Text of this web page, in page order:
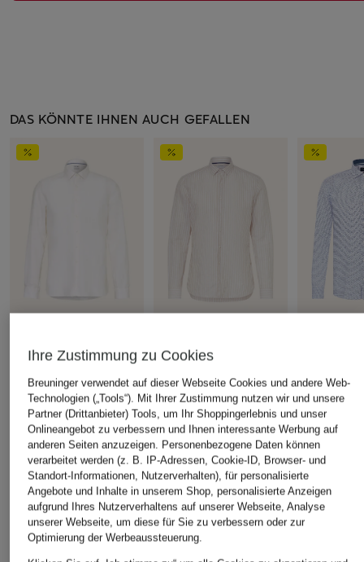
DAS KÖNNTE IHNEN AUCH GEFALLEN
Hemd Level Five body
fit mit Leinen
CHF 70
Ursprünglich:CHF 119
Hemd Level Five body
fit mit Leinen
CHF 95
Ursprünglich:CHF 119
aus Leinen
CHF 90
Ursprünglich:
ÄHNLICHE ARTIKEL ENTDECKEN
Ihre Zustimmung zu Cookies
Breuninger verwendet auf dieser Webseite Cookies und andere Web-
Technologien („Tools“). Mit Ihrer Zustimmung nutzen wir und unsere
Partner (Drittanbieter) Tools, um Ihr Shoppingerlebnis und unser
Onlineangebot zu verbessern und Ihnen interessante Werbung auf
anderen Seiten anzuzeigen. Personenbezogene Daten können
verarbeitet werden (z. B. IP-Adressen, Cookie-ID, Browser- und
Standort-Informationen, Nutzerverhalten), für personalisierte
Angebote und Inhalte in unserem Shop, personalisierte Anzeigen
aufgrund Ihres Nutzerverhaltens auf unserer Webseite, Analyse
unserer Webseite, um diese für Sie zu verbessern oder zur
Optimierung der Werbeaussteuerung.